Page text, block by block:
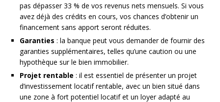
pas dépasser 33 % de vos revenus nets mensuels. Si vous
avez déjà des crédits en cours, vos chances d’obtenir un
financement sans apport seront réduites.
Garanties : la banque peut vous demander de fournir des
garanties supplémentaires, telles qu’une caution ou une
hypothèque sur le bien immobilier.
Projet rentable : il est essentiel de présenter un projet
d’investissement locatif rentable, avec un bien situé dans
une zone à fort potentiel locatif et un loyer adapté au